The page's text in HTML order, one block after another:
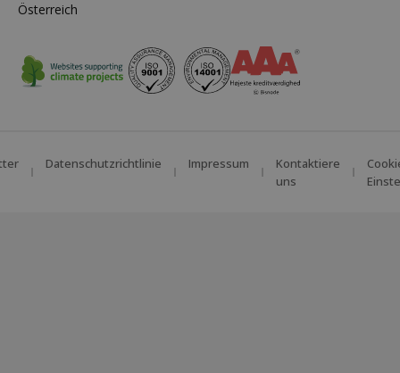
Österreich
Datenschutzrichtlinie Impressum
Kontaktiere
uns